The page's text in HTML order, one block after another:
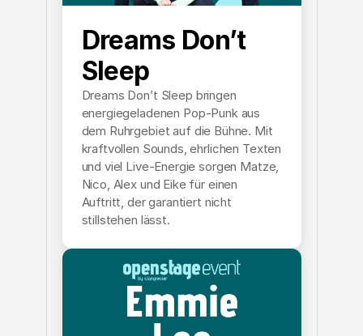
/01
Newsroom/02
Services/03
Dreams Don’t
Sleep
Dreams Don’t Sleep bringen
energiegeladenen Pop-Punk aus
dem Ruhrgebiet auf die Bühne. Mit
kraftvollen Sounds, ehrlichen Texten
und viel Live-Energie sorgen Matze,
Nico, Alex und Eike für einen
Auftritt, der garantiert nicht
stillstehen lässt.